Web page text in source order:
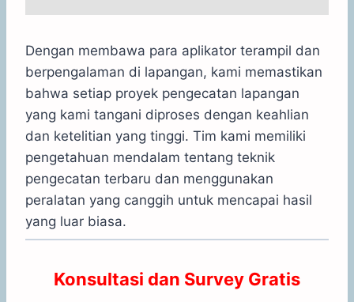
Dengan membawa para aplikator terampil dan
berpengalaman di lapangan, kami memastikan
bahwa setiap proyek pengecatan lapangan
yang kami tangani diproses dengan keahlian
dan ketelitian yang tinggi. Tim kami memiliki
pengetahuan mendalam tentang teknik
pengecatan terbaru dan menggunakan
peralatan yang canggih untuk mencapai hasil
yang luar biasa.
Konsultasi dan Survey Gratis